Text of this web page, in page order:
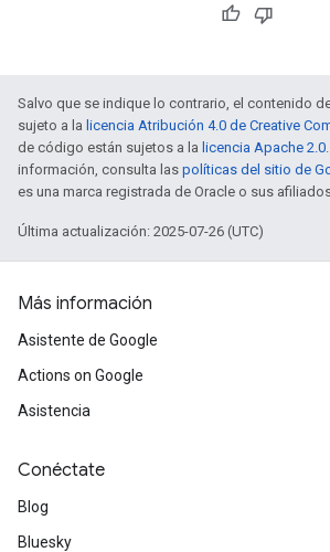
Salvo que se indique lo contrario, el contenido
sujeto a la licencia Atribución 4.0 de Creative
de código están sujetos a la licencia Apache 2.0
información, consulta las políticas del sitio de
es una marca registrada de Oracle o sus
Última actualización: 2025-07-26 (UTC)
Más información
Asistente de Google
Actions on Google
Asistencia
Conéctate
Blog
Bluesky